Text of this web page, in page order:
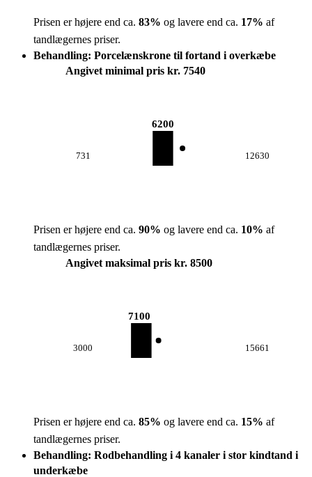
Prisen er højere end ca. 83% og lavere end ca. 17% af
tandlægernes priser.
Behandling: Porcelænskrone til fortand i overkæbe
Angivet minimal pris kr. 7540
731
6200
12630
Prisen er højere end ca. 90% og lavere end ca. 10% af
tandlægernes priser.
Angivet maksimal pris kr. 8500
3000
7100
15661
Prisen er højere end ca. 85% og lavere end ca. 15% af
tandlægernes priser.
Behandling: Rodbehandling i 4 kanaler i stor kindtand i
underkæbe